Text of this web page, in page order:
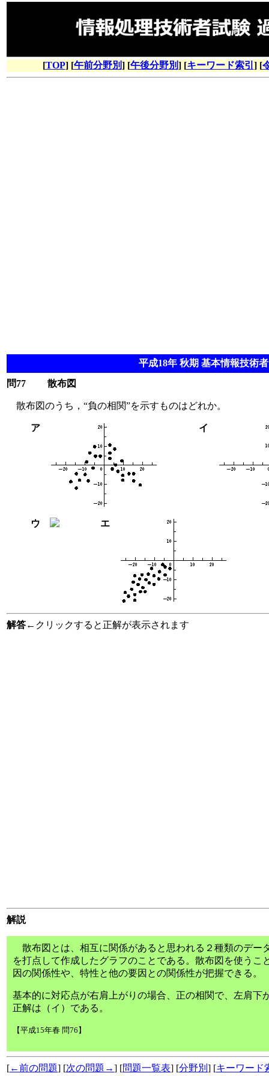
[TOP] [午前分野別] [午後分野別] [キーワード索引 ] [
平成18年 秋期 基本情報技術
問77
散布図
散布図のうち，“負の相関”を示すものはどれか。
ア イ
ウ エ
解答←クリックすると正解が表示されます
解説
散布図とは、相互に関係があると思われる２種類のデー
を打点して作成したグラフのことである。散布図を使うこ
因の関係性や、特性と他の要因との関係性が把握できる。
基本的に対応点が右肩上がりの場合、正の相関で、左肩下
正解は（イ）である。
【平成15年春 問76】
[←前の問題] [次の問題→] [問題一覧表] [分野別 ] [キーワード